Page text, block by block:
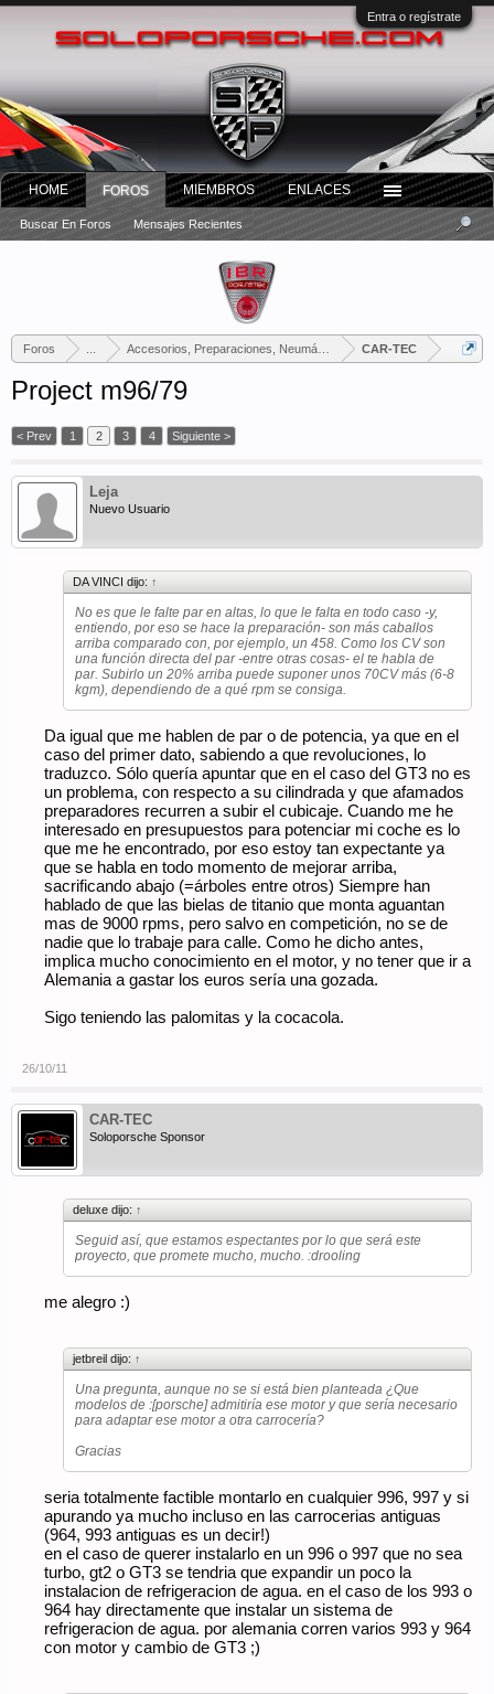
Entra o regístrate
Foros Accesorios, Preparaciones, Neumáticos CAR-TEC
Project m96/79
< Prev 1 2 3 4 Siguiente >
Leja
Nuevo Usuario
DA VINCI dijo: ↑
No es que le falte par en altas, lo que le falta en todo caso -y,
entiendo, por eso se hace la preparación- son más caballos
arriba comparado con, por ejemplo, un 458. Como los CV son
una función directa del par -entre otras cosas- el te habla de
par. Subirlo un 20% arriba puede suponer unos 70CV más (6-8
kgm), dependiendo de a qué rpm se consiga.
Da igual que me hablen de par o de potencia, ya que en el
caso del primer dato, sabiendo a que revoluciones, lo
traduzco. Sólo quería apuntar que en el caso del GT3 no es
un problema, con respecto a su cilindrada y que afamados
preparadores recurren a subir el cubicaje. Cuando me he
interesado en presupuestos para potenciar mi coche es lo
que me he encontrado, por eso estoy tan expectante ya
que se habla en todo momento de mejorar arriba,
sacrificando abajo (=árboles entre otros) Siempre han
hablado de que las bielas de titanio que monta aguantan
mas de 9000 rpms, pero salvo en competición, no se de
nadie que lo trabaje para calle. Como he dicho antes,
implica mucho conocimiento en el motor, y no tener que ir a
Alemania a gastar los euros sería una gozada.
Sigo teniendo las palomitas y la cocacola.
26/10/11
CAR-TEC
Soloporsche Sponsor
deluxe dijo: ↑
Seguid así, que estamos espectantes por lo que será este
proyecto, que promete mucho, mucho. :drooling
me alegro :)
jetbreil dijo: ↑
Una pregunta, aunque no se si está bien planteada ¿Que
modelos de :[porsche] admitiría ese motor y que sería necesario
para adaptar ese motor a otra carrocería?
Gracias
seria totalmente factible montarlo en cualquier 996, 997 y si
apurando ya mucho incluso en las carrocerias antiguas
(964, 993 antiguas es un decir!)
en el caso de querer instalarlo en un 996 o 997 que no sea
turbo, gt2 o GT3 se tendria que expandir un poco la
instalacion de refrigeracion de agua. en el caso de los 993 o
964 hay directamente que instalar un sistema de
refrigeracion de agua. por alemania corren varios 993 y 964
con motor y cambio de GT3 ;)
HOME FOROS
Buscar En Foros Mensajes Recientes
MIEMBROS ENLACES